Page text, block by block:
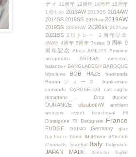
ティ
11周年 12周年 14周年 15周年
1点もの 2013AW 2013SS 2014AW
2014SS 2015SS 2018aw 2019AW
2019SS 2020AW 2020ss 2021aw
2021SS 2段トレー
３周年記念
4WAY 4周年 5周年 7rules ９周年 9
周年記念
Africa AGILITY Amorino
arcopedico
ASPIGA
avecmoi!
balance+ BANGLADESH BAROQUE
bijouluxe
BOB HAZE
bookends
Booonジュース
bunkamura
camonde
CAROSELLO cat
cogito
drmartens、
Drop duomo
DURANCE elizabethW
emblem
weavers
event feracheval
Fil
D'araignee
Fil Daragnee France
FUDGE GAIMO Germany
glaz
h.p.france horse io iPhone iPhone6
iPhone6s
İstanbul Italy Italymade
JAPAN MADE
Jennifer Taylor